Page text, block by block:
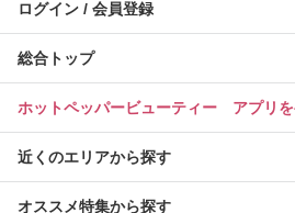
ログイン / 会員登録
総合トップ
ホットペッパービューティー アプリを
近くのエリアから探す
オススメ特集から探す